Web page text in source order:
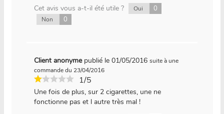
Cet avis vous a-t-il été utile ?
Oui 0
Non 0
Client anonyme publié le 01/05/2016 suite à une
commande du 23/04/2016
1/5
Une fois de plus, sur 2 cigarettes, une ne
fonctionne pas et l autre très mal !